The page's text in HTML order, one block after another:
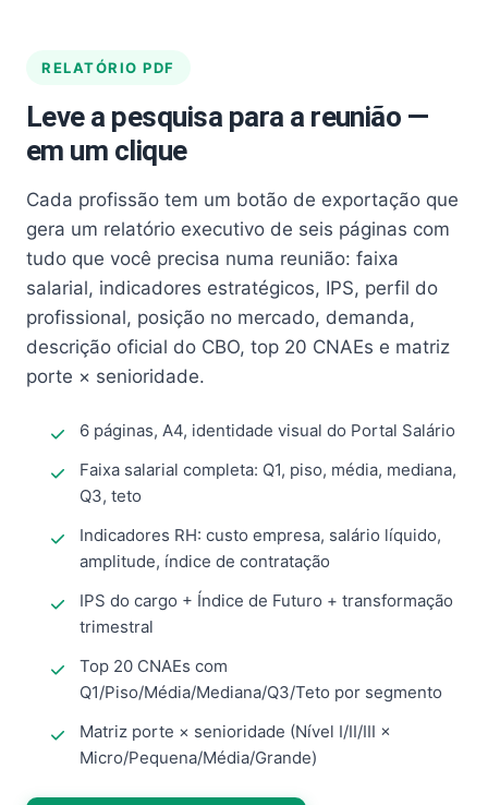
RELATÓRIO PDF
Leve a pesquisa para a reunião —
em um clique
Cada profissão tem um botão de exportação que
gera um relatório executivo de seis páginas com
tudo que você precisa numa reunião: faixa
salarial, indicadores estratégicos, IPS, perfil do
profissional, posição no mercado, demanda,
descrição oficial do CBO, top 20 CNAEs e matriz
porte × senioridade.
6 páginas, A4, identidade visual do Portal Salário
Faixa salarial completa: Q1, piso, média, mediana,
Q3, teto
Indicadores RH: custo empresa, salário líquido,
amplitude, índice de contratação
IPS do cargo + Índice de Futuro + transformação
trimestral
Top 20 CNAEs com
Q1/Piso/Média/Mediana/Q3/Teto por segmento
Matriz porte × senioridade (Nível I/II/III ×
Micro/Pequena/Média/Grande)